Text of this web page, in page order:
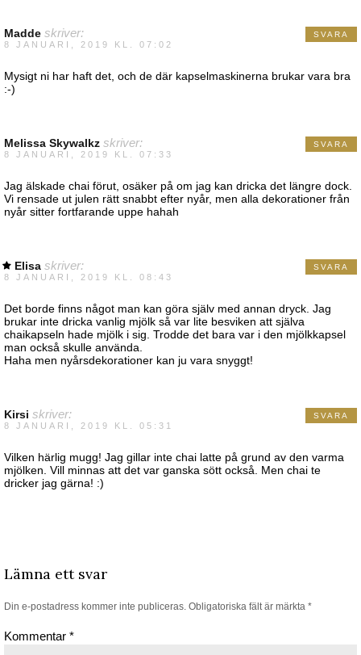
Madde skriver:
8 JANUARI, 2019 KL. 07:02
Mysigt ni har haft det, och de där kapselmaskinerna brukar vara bra
:-)
SVARA
Melissa Skywalkz skriver:
8 JANUARI, 2019 KL. 07:33
Jag älskade chai förut, osäker på om jag kan dricka det längre dock.
Vi rensade ut julen rätt snabbt efter nyår, men alla dekorationer från
nyår sitter fortfarande uppe hahah
SVARA
Elisa skriver:
8 JANUARI, 2019 KL. 08:43
Det borde finns något man kan göra själv med annan dryck. Jag
brukar inte dricka vanlig mjölk så var lite besviken att själva
chaikapseln hade mjölk i sig. Trodde det bara var i den mjölkkapsel
man också skulle använda.
Haha men nyårsdekorationer kan ju vara snyggt!
SVARA
Kirsi skriver:
8 JANUARI, 2019 KL. 05:31
Vilken härlig mugg! Jag gillar inte chai latte på grund av den varma
mjölken. Vill minnas att det var ganska sött också. Men chai te
dricker jag gärna! :)
SVARA
Lämna ett svar
Din e-postadress kommer inte publiceras. Obligatoriska fält är märkta *
Kommentar *